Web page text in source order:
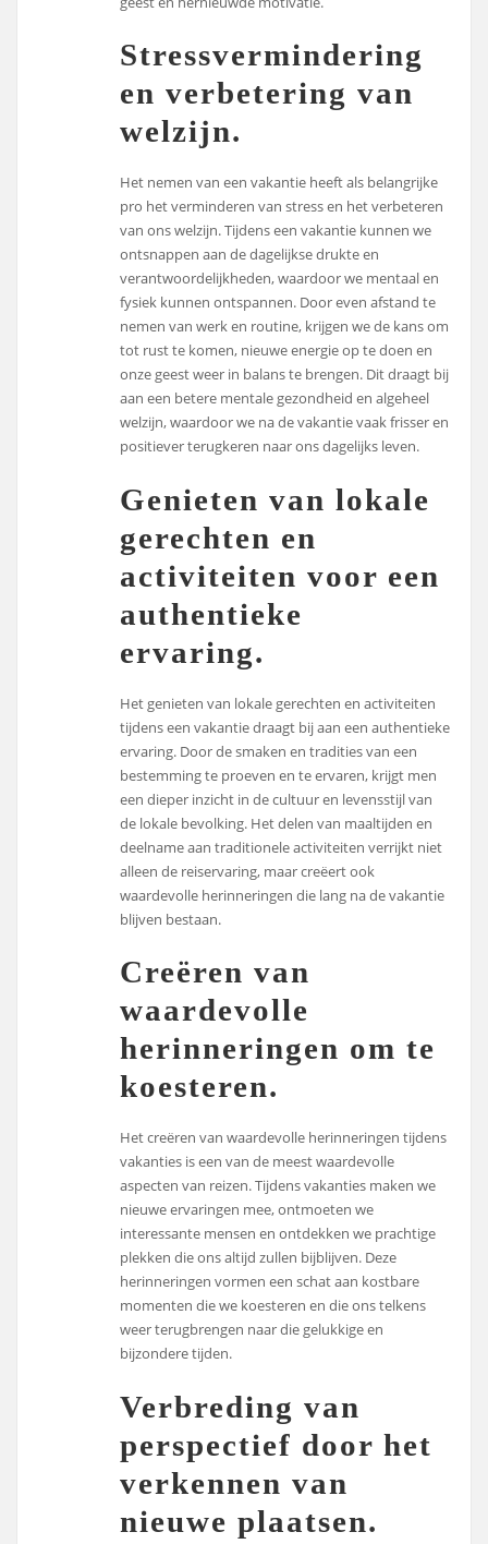
Stressvermindering
en verbetering van
welzijn.
Het nemen van een vakantie heeft als belangrijke
pro het verminderen van stress en het verbeteren
van ons welzijn. Tijdens een vakantie kunnen we
ontsnappen aan de dagelijkse drukte en
verantwoordelijkheden, waardoor we mentaal en
fysiek kunnen ontspannen. Door even afstand te
nemen van werk en routine, krijgen we de kans om
tot rust te komen, nieuwe energie op te doen en
onze geest weer in balans te brengen. Dit draagt bij
aan een betere mentale gezondheid en algeheel
welzijn, waardoor we na de vakantie vaak frisser en
positiever terugkeren naar ons dagelijks leven.
Genieten van lokale
gerechten en
activiteiten voor een
authentieke
ervaring.
Het genieten van lokale gerechten en activiteiten
tijdens een vakantie draagt bij aan een authentieke
ervaring. Door de smaken en tradities van een
bestemming te proeven en te ervaren, krijgt men
een dieper inzicht in de cultuur en levensstijl van
de lokale bevolking. Het delen van maaltijden en
deelname aan traditionele activiteiten verrijkt niet
alleen de reiservaring, maar creëert ook
waardevolle herinneringen die lang na de vakantie
blijven bestaan.
Creëren van
waardevolle
herinneringen om te
koesteren.
Het creëren van waardevolle herinneringen tijdens
vakanties is een van de meest waardevolle
aspecten van reizen. Tijdens vakanties maken we
nieuwe ervaringen mee, ontmoeten we
interessante mensen en ontdekken we prachtige
plekken die ons altijd zullen bijblijven. Deze
herinneringen vormen een schat aan kostbare
momenten die we koesteren en die ons telkens
weer terugbrengen naar die gelukkige en
bijzondere tijden.
Verbreding van
perspectief door het
verkennen van
nieuwe plaatsen.